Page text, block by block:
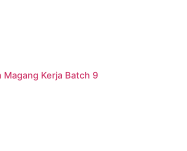
Magang Kerja Batch 9